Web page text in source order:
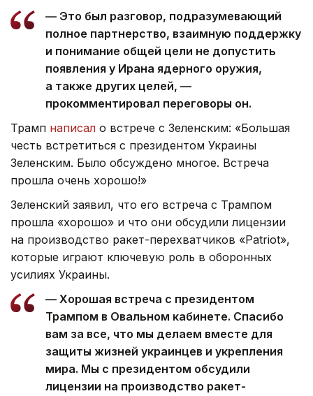
— Это был разговор, подразумевающий
полное партнерство, взаимную поддержку
и понимание общей цели не допустить
появления у Ирана ядерного оружия,
а также других целей, —
прокомментировал переговоры он.
Трамп написал о встрече с Зеленским: «Большая
честь встретиться с президентом Украины
Зеленским. Было обсуждено многое. Встреча
прошла очень хорошо!»
Зеленский заявил, что его встреча с Трампом
прошла «хорошо» и что они обсудили лицензии
на производство ракет-перехватчиков «Patriot»,
которые играют ключевую роль в оборонных
усилиях Украины.
— Хорошая встреча с президентом
Трампом в Овальном кабинете. Спасибо
вам за все, что мы делаем вместе для
защиты жизней украинцев и укрепления
мира. Мы с президентом обсудили
лицензии на производство ракет-